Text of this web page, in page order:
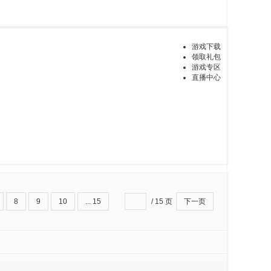
游戏下载
领取礼包
游戏专区
直播中心
8 9 10 ... 15 / 15 页 下一页